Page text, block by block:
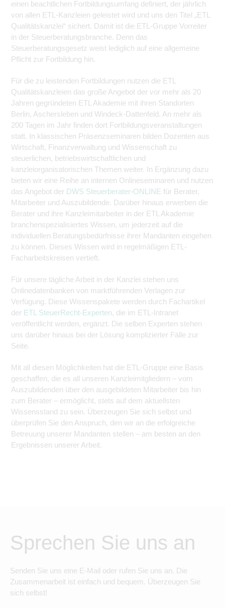
einen beachtlichen Fortbildungsumfang definiert, der jährlich
von allen ETL-Kanzleien geleistet wird und uns den Titel „ETL
Qualitätskanzlei“ sichert. Damit ist die ETL-Gruppe Vorreiter
in der Steuerberatungsbranche. Denn das
Steuerberatungsgesetz weist lediglich auf eine allgemeine
Pflicht zur Fortbildung hin.
Für die zu leistenden Fortbildungen nutzen die ETL
Qualitätskanzleien das große Angebot der vor mehr als 20
Jahren gegründeten ETL Akademie mit ihren Standorten
Berlin, Aschersleben und Windeck-Dattenfeld. An mehr als
200 Tagen im Jahr finden dort Fortbildungsveranstaltungen
statt. In klassischen Präsenzseminaren bilden Dozenten aus
Wirtschaft, Finanzverwaltung und Wissenschaft zu
steuerlichen, betriebswirtschaftlichen und
kanzleiorganisatorischen Themen weiter. In Ergänzung dazu
bieten wir eine Reihe an internen Onlineseminaren und nutzen
das Angebot der DWS Steuerberater-ONLINE für Berater,
Mitarbeiter und Auszubildende. Darüber hinaus erwerben die
Berater und ihre Kanzleimitarbeiter in der ETL Akademie
branchenspezialisiertes Wissen, um jederzeit auf die
individuellen Beratungsbedürfnisse ihrer Mandanten eingehen
zu können. Dieses Wissen wird in regelmäßigen ETL-
Facharbeitskreisen vertieft.
Für unsere tägliche Arbeit in der Kanzlei stehen uns
Onlinedatenbanken von marktführenden Verlagen zur
Verfügung. Diese Wissenspakete werden durch Fachartikel
der ETL SteuerRecht-Experten, die im ETL-Intranet
veröffentlicht werden, ergänzt. Die selben Experten stehen
uns darüber hinaus bei der Lösung komplizierter Fälle zur
Seite.
Mit all diesen Möglichkeiten hat die ETL-Gruppe eine Basis
geschaffen, die es all unseren Kanzleimitgliedern – vom
Auszubildenden über den ausgebildeten Mitarbeiter bis hin
zum Berater – ermöglicht, stets auf dem aktuellsten
Wissensstand zu sein. Überzeugen Sie sich selbst und
überprüfen Sie den Anspruch, den wir an die erfolgreiche
Betreuung unserer Mandanten stellen – am besten an den
Ergebnissen unserer Arbeit.
Sprechen Sie uns an
Senden Sie uns eine E-Mail oder rufen Sie uns an. Die
Zusammenarbeit ist einfach und bequem. Überzeugen Sie
sich selbst!